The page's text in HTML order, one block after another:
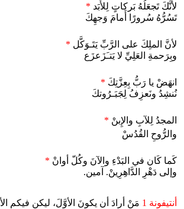
لأنَّكَ تَجعَلُهُ بَركاتٍ لِلأَبَد *
تَسُرُّهُ سُرورًا أَمامَ وَجهِكَ
لأنَّ الملِكَ على الرَّبِّ يَتَـوَكَّل *
وبِرَحمةِ العَلِيِّ لا يَتـَزَعزَع
انهَضْ يا رَبُّ بِعِزَّتِكَ *
نُنشِدُ ونَعزِفُ لِجَبَـرُوتكَ
المجدُ لِلآبِ والإِبنْ *
والرُّوحِ القُدُسْ
كَما كَان في البَدْءِ والآنَ وكُلّ أوانْ *
وإلى دَهْرِ الدَّاهِرِينْ. آمين.
أنتيفونة 1 مَنْ أرادَ أن يكونَ الأوَّلَ، ليكن فيكم